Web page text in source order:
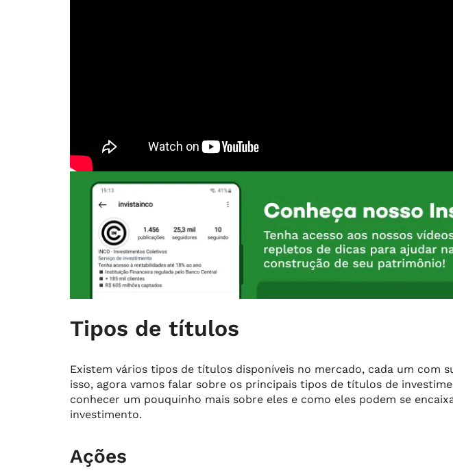
Tipos de títulos
Existem vários tipos de títulos disponíveis no mercado, cada um com
isso, agora vamos falar sobre os principais tipos de títulos de
conhecer um pouquinho mais sobre eles e como eles podem se
investimento.
Ações